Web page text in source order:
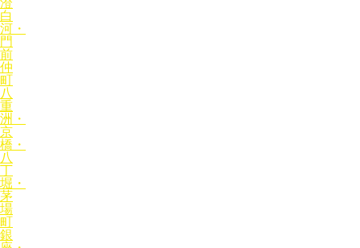
澄
白
河・
門
前
仲
町
八
重
洲・
京
橋・
八
丁
堀・
茅
場
町
銀